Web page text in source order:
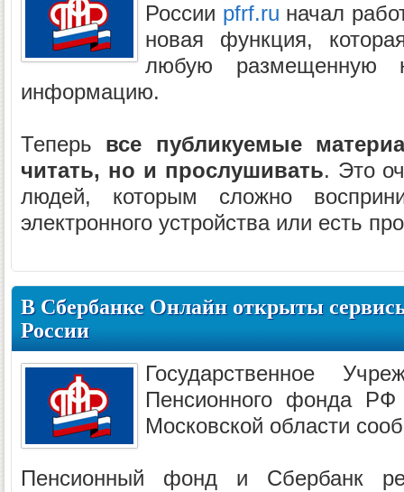
России pfrf.ru начал
новая функция,
любую размещенную
информацию.
Теперь все публикуемые
читать, но и прослушивать. Это
людей, которым сложно
электронного устройства или есть
В Сбербанке Онлайн открыты
России
Государственное
Пенсионного фонда
Московской области
Пенсионный фонд и Сбербанк